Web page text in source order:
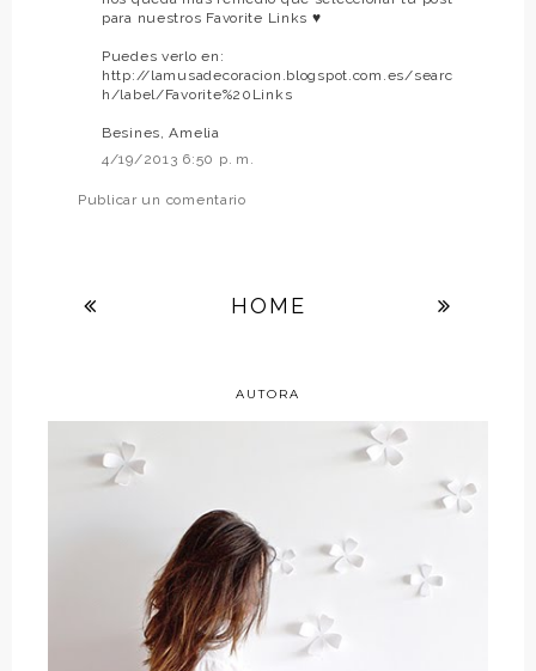
para nuestros Favorite Links ♥
Puedes verlo en:
http://lamusadecoracion.blogspot.com.es/searc
h/label/Favorite%20Links
Besines, Amelia
4/19/2013 6:50 p. m.
Publicar un comentario
HOME
AUTORA